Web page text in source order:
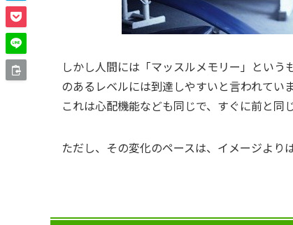
しかし人間には「マッスルメモリー」とい
のあるレベルには到達しやすいと言われていま
これは心配機能なども同じで、すぐに前と同
ただし、その変化のペースは、イメージより